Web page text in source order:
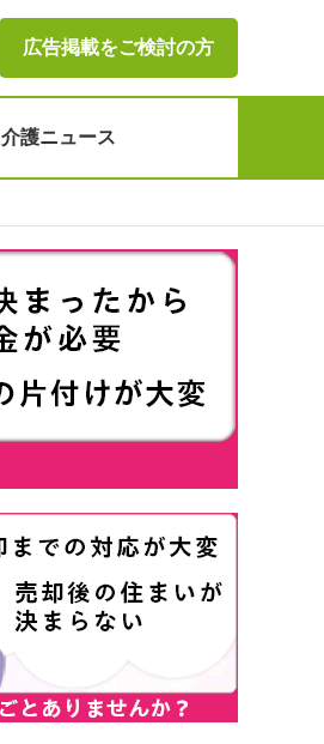
広告掲載をご検討の方
介護ニュース